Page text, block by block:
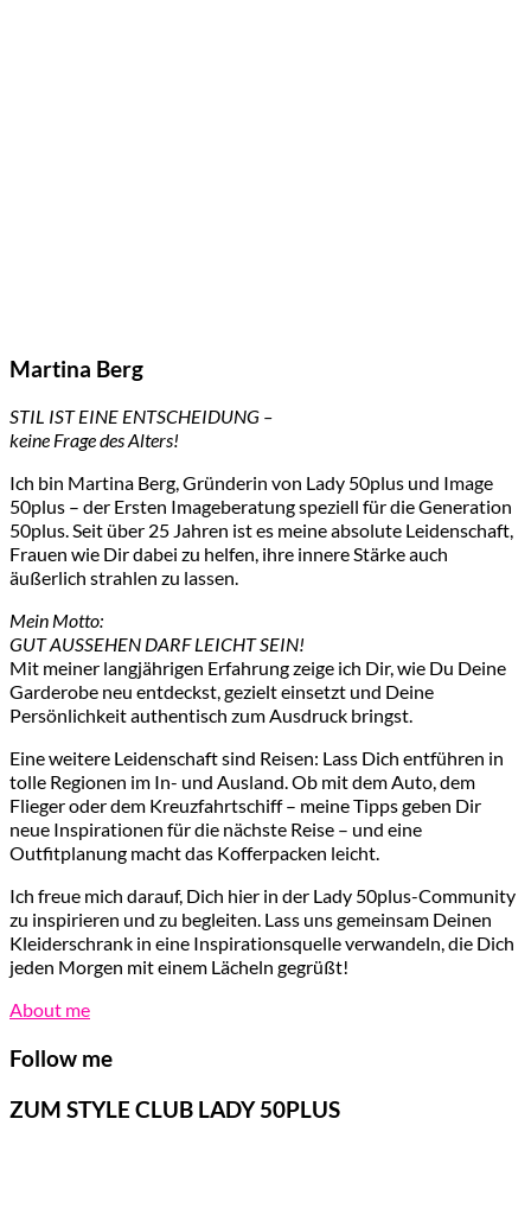
Martina Berg
STIL IST EINE ENTSCHEIDUNG –
keine Frage des Alters!
Ich bin Martina Berg, Gründerin von Lady 50plus und Image
50plus – der Ersten Imageberatung speziell für die Generation
50plus. Seit über 25 Jahren ist es meine absolute Leidenschaft,
Frauen wie Dir dabei zu helfen, ihre innere Stärke auch
äußerlich strahlen zu lassen.
Mein Motto:
GUT AUSSEHEN DARF LEICHT SEIN!
Mit meiner langjährigen Erfahrung zeige ich Dir, wie Du Deine
Garderobe neu entdeckst, gezielt einsetzt und Deine
Persönlichkeit authentisch zum Ausdruck bringst.
Eine weitere Leidenschaft sind Reisen: Lass Dich entführen in
tolle Regionen im In- und Ausland. Ob mit dem Auto, dem
Flieger oder dem Kreuzfahrtschiff – meine Tipps geben Dir
neue Inspirationen für die nächste Reise – und eine
Outfitplanung macht das Kofferpacken leicht.
Ich freue mich darauf, Dich hier in der Lady 50plus-Community
zu inspirieren und zu begleiten. Lass uns gemeinsam Deinen
Kleiderschrank in eine Inspirationsquelle verwandeln, die Dich
jeden Morgen mit einem Lächeln gegrüßt!
About me
Follow me
ZUM STYLE CLUB LADY 50PLUS